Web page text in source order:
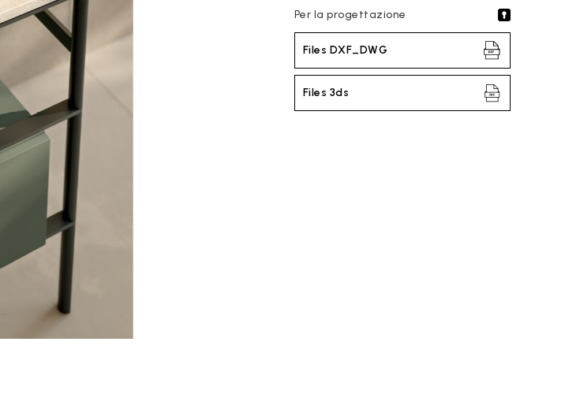
Per la progettazione
Files DXF_DWG
Files 3ds
Accedi